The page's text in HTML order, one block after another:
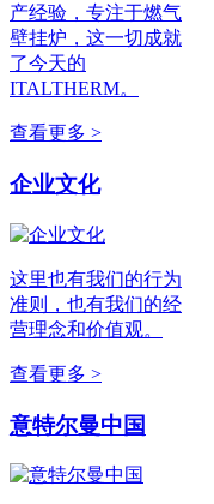
产经验，专注于燃气
壁挂炉，这一切成就
了今天的
ITALTHERM。
查看更多 >
企业文化
这里也有我们的行为
准则，也有我们的经
营理念和价值观。
查看更多 >
意特尔曼中国